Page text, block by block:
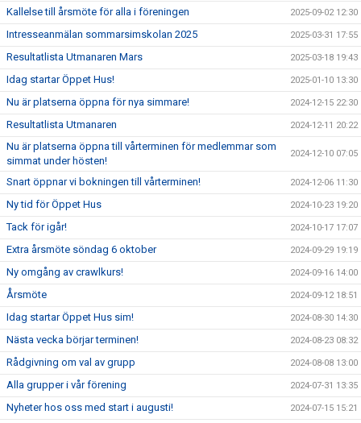
Kallelse till årsmöte för alla i föreningen 2025-09-02 12:30
Intresseanmälan sommarsimskolan 2025 2025-03-31 17:55
Resultatlista Utmanaren Mars 2025-03-18 19:43
Idag startar Öppet Hus! 2025-01-10 13:30
Nu är platserna öppna för nya simmare! 2024-12-15 22:30
Resultatlista Utmanaren 2024-12-11 20:22
Nu är platserna öppna till vårterminen för medlemmar som
simmat under hösten!
2024-12-10 07:05
Snart öppnar vi bokningen till vårterminen! 2024-12-06 11:30
Ny tid för Öppet Hus 2024-10-23 19:20
Tack för igår! 2024-10-17 17:07
Extra årsmöte söndag 6 oktober 2024-09-29 19:19
Ny omgång av crawlkurs! 2024-09-16 14:00
Årsmöte 2024-09-12 18:51
Idag startar Öppet Hus sim! 2024-08-30 14:30
Nästa vecka börjar terminen! 2024-08-23 08:32
Rådgivning om val av grupp 2024-08-08 13:00
Alla grupper i vår förening 2024-07-31 13:35
Nyheter hos oss med start i augusti! 2024-07-15 15:21